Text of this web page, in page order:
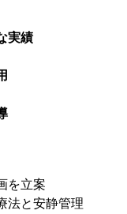
実績
を立案
法と安静管理